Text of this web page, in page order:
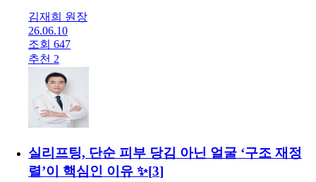
김재희 원장
26.06.10
조회 647
추천 2
실리프팅, 단순 피부 당김 아닌 얼굴 ‘구조 재정
렬’이 핵심인 이유 ✨[3]